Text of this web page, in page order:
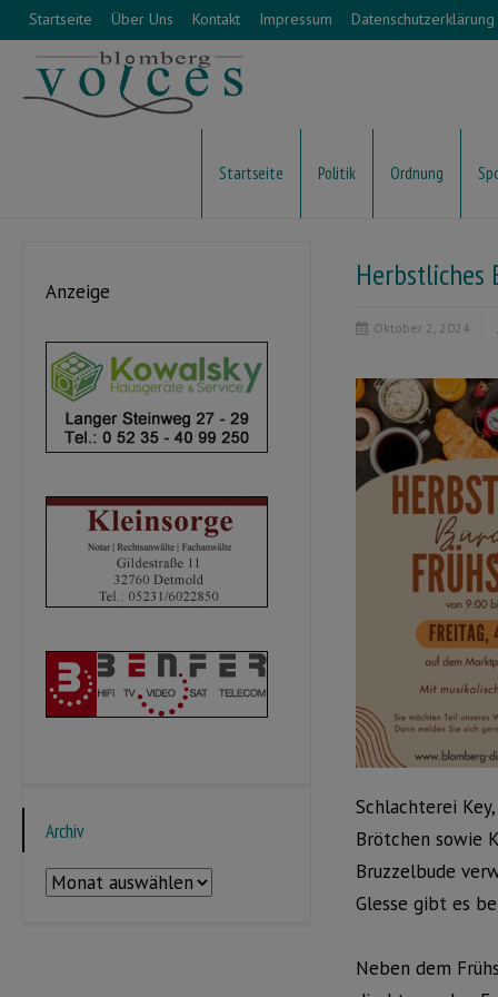
Startseite Über Uns Kontakt Impressum Datenschutzerklärung
Startseite Politik Ordnung
Herbstliches
Oktober 2, 2024
Schlachterei
Brötchen sowie
Bruzzelbude
Glesse gibt es
Neben dem
Anzeige
Archiv
Archiv